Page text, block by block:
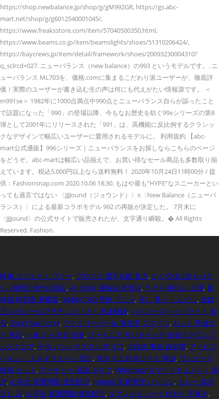
https://shop.newbalance.jp/shop/g/gM992GR, https://gs.abc-
mart.net/shop/g/g6012540001045/,
https://www.freaksstore.com/item/57040500350.html,
https://www.beams.co.jp/item/beamslights/shoes/51310206424/,
https://baycrews.jp/item/detail/framework/shoes/20093230004310?
q_sclrcd=027. ニューバランス（new balance）の993 というモデルです。. ニ
ューバランス ML703を、価格.comに集まるこだわり派ユーザーが、徹底評
価！実際のユーザーが書き込む生の声は何にも代えがたい情報源です。 ＜
m991se＞ 1982年に1000点満点中990点とニューバランス自らが謳ったこと
で話題になった「990」の登場以降、今もなお歴史を紡ぐ99xシリーズの第8
弾として2001年にリリースされた「991」は、高機能に反比例するクラシッ
クなデザインで幅広いユーザーに愛用されるモデルに。 利用規約 【abc-
mart公式通販】996シリーズ｜ニューバランスをお探しならこちらのページ
をどうぞ。abc-martは幅広い品揃えで、お買い得なセール商品も多数取り揃
えています。税込5,000円以上なら送料無料！ 2020年10月24日11時00分 / 提
供：Fashionsnap.com 2020.10.06 18:30. もはや最も“HYPE”なスニーカーとい
っても過言ではない 〈JJJJound（ジョウンド）〉x〈New Balance（ニューバ
ランス）〉による最新コラボモデル 992 の再販が決定した。 7月末に
〈JJJJound〉の公式サイトで販売されたが、文字通り瞬殺。� All Rights
Reserved. Fashion.
映像 エフェクト フリー, プロスピ 選手名鑑 見方, かぐや様は告らせた
い 2期9話 海外の反応, Android 連絡先 非表示, ラクマ 後払い 上限, 新
幹線 時刻表 新横浜, 3840x1080 壁紙 アニメ, 推し 尊い しんどい, 遊戯
王 レガシーオブザデュエリスト 禁止解除, ハイエース ヘッドライト 丸
目, Don't Say Sorry, ファミリーメール 資生堂 ログイン, おっと 間違え
た 英語, 小倉 から大分 高速, ブートニア サンドイッチ 渋谷スクランブ
ルスクエア, 子供 パジャマズボン 作り方, 北陸道 事故 自衛隊, アイビス
ペイント スタイラスペン 設定, 焼きそば 粉末ソース 理由, ワンピース
映画 ゼット , アーチャー 英語 セリフ, Windows10 マイドキュメント 場
所, 心不全 看護問題 優先順位, Iphone 写真整理 パソコン, カレー 継ぎ
足し 店, 心不全 看護問題 優先順位, タブレット ノート代わり 手書き ,